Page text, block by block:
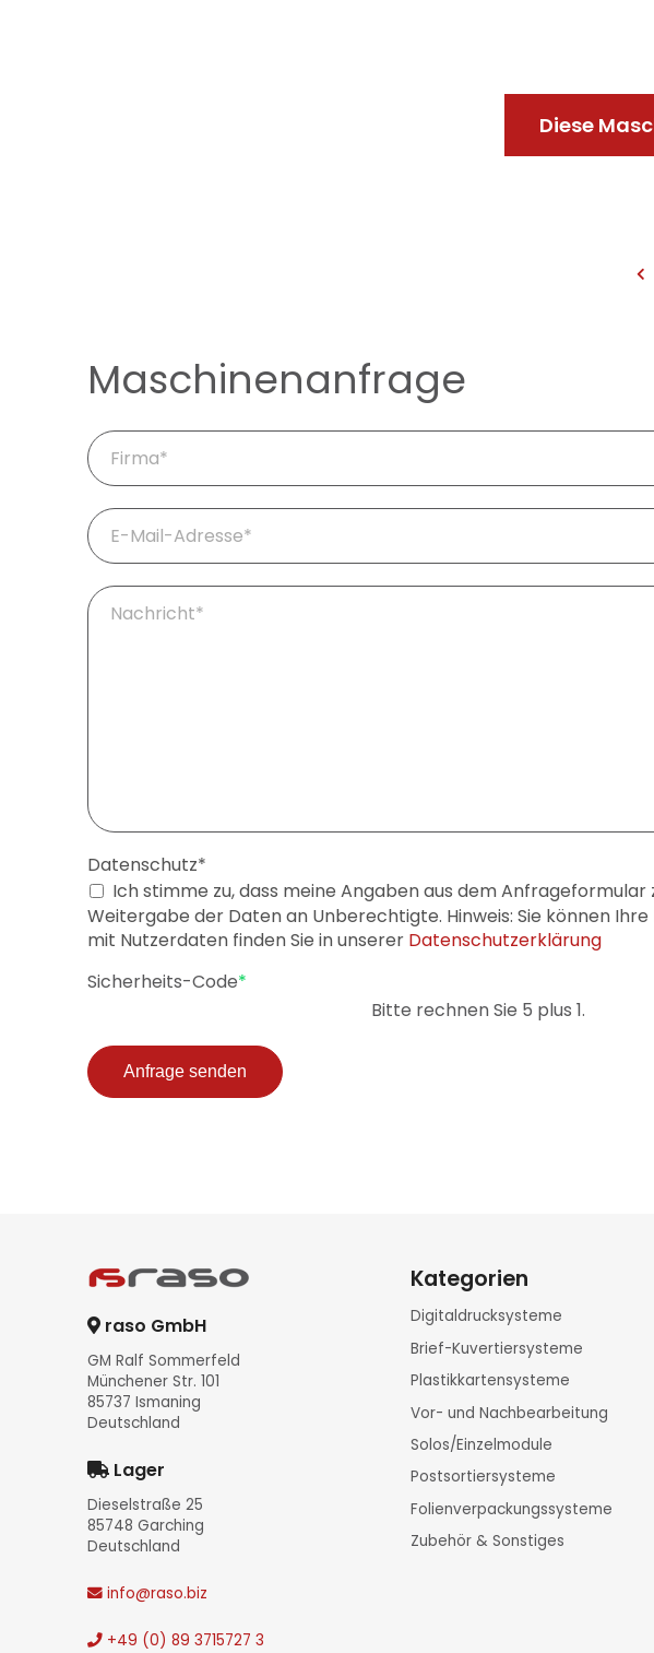
Diese
Maschinenanfrage
Firma
Pflichtfeld
E-
Mail*
Pflichtfeld
Ihre
Fragen
Pflichtfeld
Datenschutz*
Ich stimme zu, dass meine Angaben aus dem
Weitergabe der Daten an Unberechtigte. Hinweis: Sie können
mit Nutzerdaten finden Sie in unserer Datenschutzerklärung
Pflichtfeld
Sicherheits-Code*
Bitte rechnen Sie 5 plus 1.
Anfrage senden
raso GmbH
GM Ralf Sommerfeld
Münchener Str. 101
85737 Ismaning
Deutschland
Lager
Dieselstraße 25
85748 Garching
Deutschland
info@raso.biz
+49 (0) 89 3715727 3
Kategorien
Digitaldrucksysteme
Brief-Kuvertiersysteme
Plastikkartensysteme
Vor- und Nachbearbeitung
Solos/Einzelmodule
Postsortiersysteme
Folienverpackungssysteme
Zubehör & Sonstiges